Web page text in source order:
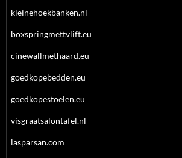
kleinehoekbanken.nl
boxspringmettvlift.eu
cinewallmethaard.eu
goedkopebedden.eu
goedkopestoelen.eu
visgraatsalontafel.nl
lasparsan.com